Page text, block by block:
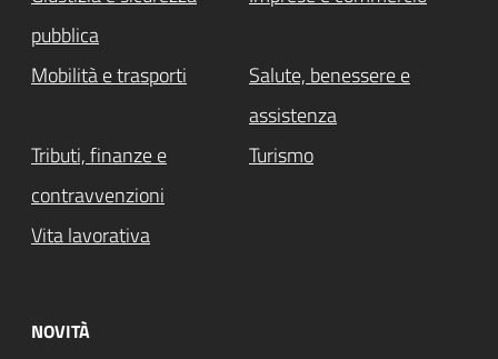
pubblica
Mobilità e trasporti
Salute, benessere e
assistenza
Tributi, finanze e
contravvenzioni
Turismo
Vita lavorativa
NOVITÀ